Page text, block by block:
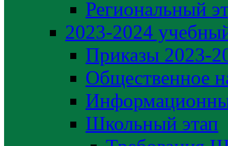
Региональный
2023-2024
Приказы 2023-
Общественное
Школьный этап